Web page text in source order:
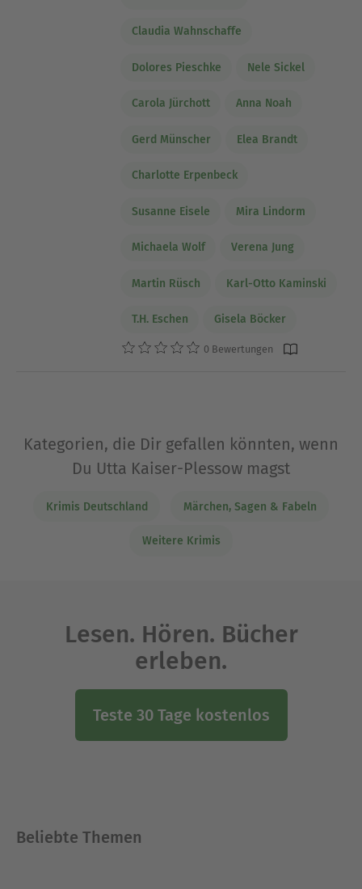
Claudia Wahnschaffe
Dolores Pieschke Nele Sickel
Carola Jürchott Anna Noah
Gerd Münscher Elea Brandt
Charlotte Erpenbeck
Susanne Eisele Mira Lindorm
Michaela Wolf Verena Jung
Martin Rüsch Karl-Otto Kaminski
T.H. Eschen Gisela Böcker
0 Bewertungen
Kategorien, die Dir gefallen könnten, wenn
Du Utta Kaiser-Plessow magst
Krimis Deutschland Märchen, Sagen & Fabeln
Weitere Krimis
Lesen. Hören. Bücher
erleben.
Teste 30 Tage kostenlos
Beliebte Themen